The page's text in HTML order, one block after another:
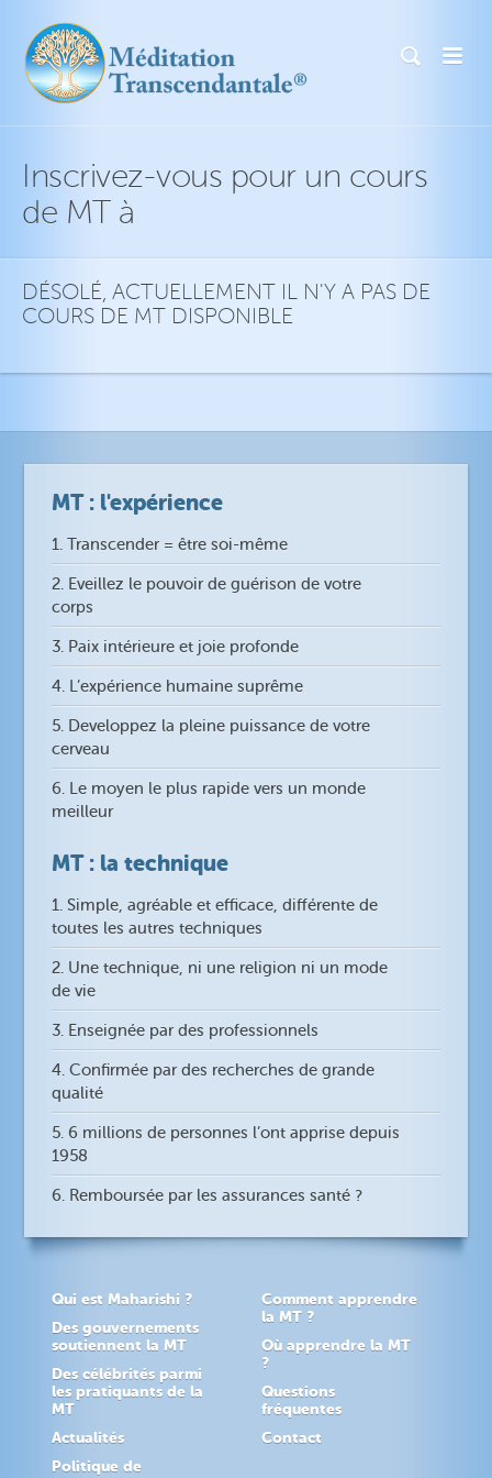
Inscrivez-vous pour un cours
de MT à
DÉSOLÉ, ACTUELLEMENT IL N'Y A PAS DE
COURS DE MT DISPONIBLE
MT : l'expérience
1. Transcender = être soi-même
2. Eveillez le pouvoir de guérison de votre
corps
3. Paix intérieure et joie profonde
4. L’expérience humaine suprême
5. Developpez la pleine puissance de votre
cerveau
6. Le moyen le plus rapide vers un monde
meilleur
MT : la technique
1. Simple, agréable et efficace, différente de
toutes les autres techniques
2. Une technique, ni une religion ni un mode
de vie
3. Enseignée par des professionnels
4. Confirmée par des recherches de grande
qualité
5. 6 millions de personnes l’ont apprise depuis
1958
6. Remboursée par les assurances santé ?
Qui est Maharishi ?
Des gouvernements
soutiennent la MT
Des célébrités parmi
les pratiquants de la
MT
Actualités
Politique de
Comment apprendre
la MT ?
Où apprendre la MT
?
Questions
fréquentes
Contact